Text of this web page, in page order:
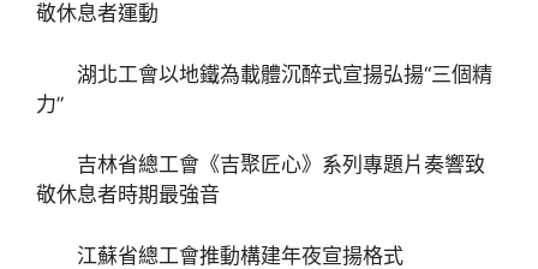
敬休息者運動
湖北工會以地鐵為載體沉醉式宣揚弘揚“三個精
力”
吉林省總工會《吉聚匠心》系列專題片奏響致
敬休息者時期最強音
江蘇省總工會推動構建年夜宣揚格式